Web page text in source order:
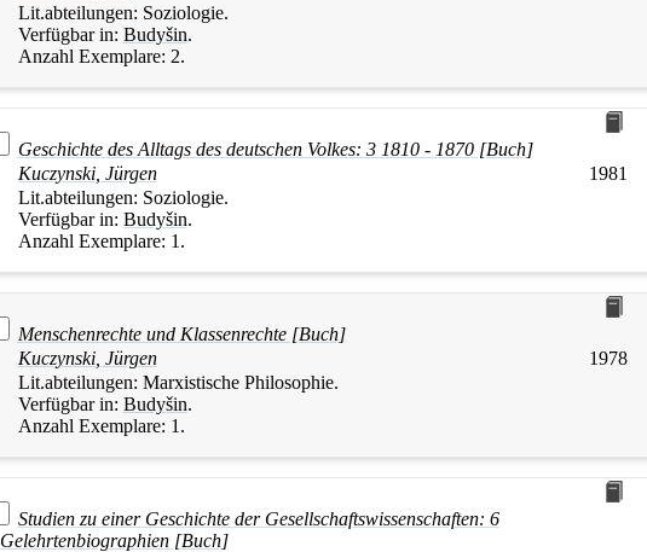
Lit.abteilungen: Soziologie.
Verfügbar in: Budyšin.
Anzahl Exemplare: 2.
Geschichte des Alltags des deutschen Volkes: 3 1810 - 1870 [Buch]
Kuczynski, Jürgen
1981
Lit.abteilungen: Soziologie.
Verfügbar in: Budyšin.
Anzahl Exemplare: 1.
Menschenrechte und Klassenrechte [Buch]
Kuczynski, Jürgen
1978
Lit.abteilungen: Marxistische Philosophie.
Verfügbar in: Budyšin.
Anzahl Exemplare: 1.
Studien zu einer Geschichte der Gesellschaftswissenschaften: 6
Gelehrtenbiographien [Buch]